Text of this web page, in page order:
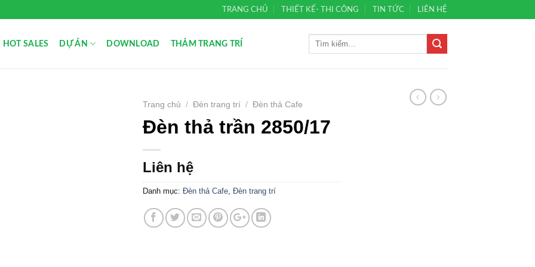
TRANG CHỦ THIẾT KẾ- THI CÔNG TIN TỨC LIÊN HỆ
HOT SALES DỰ ÁN DOWNLOAD THẢM TRANG TRÍ
Trang chủ / Đèn trang trí / Đèn thả Cafe
Đèn thả trần 2850/17
Liên hệ
Danh mục: Đèn thả Cafe Đèn trang trí